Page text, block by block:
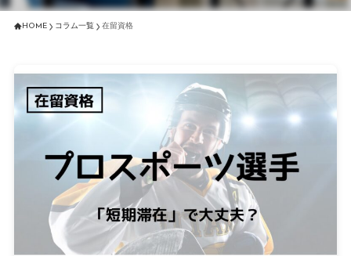
HOME コラム一覧 在留資格